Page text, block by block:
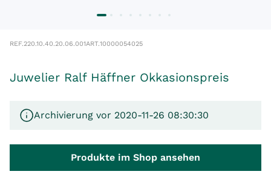
REF.220.10.40.20.06.001ART.10000054025
Juwelier Ralf Häffner Okkasionspreis
Archivierung vor 2020-11-26 08:30:30
Produkte im Shop ansehen